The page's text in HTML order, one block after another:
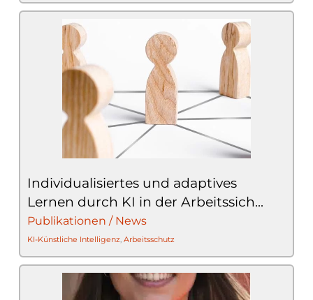
Individualisiertes und adaptives
Lernen durch KI in der Arbeitssich...
Publikationen / News
KI-Künstliche Intelligenz, Arbeitsschutz